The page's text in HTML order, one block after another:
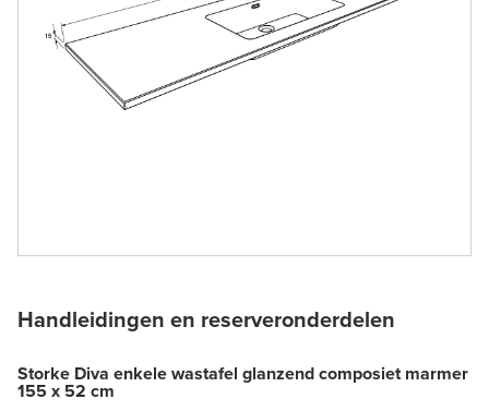
Handleidingen en reserveronderdelen
Storke Diva enkele wastafel glanzend composiet marmer
155 x 52 cm